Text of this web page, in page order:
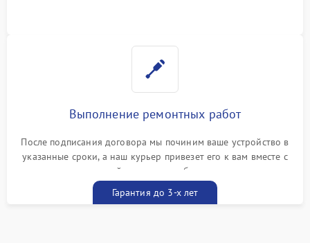
Выполнение ремонтных работ
После подписания договора мы починим ваше устройство в
указанные сроки, а наш курьер привезет его к вам вместе с
гарантийным талоном бесплатно
Гарантия до 3-х лет